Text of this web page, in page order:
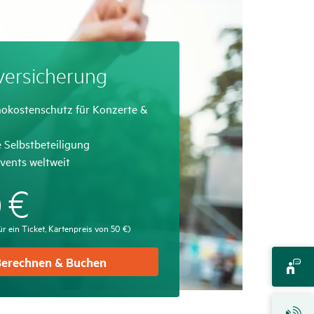
für Konzerte &
Selbstbeteiligung
weltweit
€
ein Ticket, Kartenpreis von 50 €)
& Buchen